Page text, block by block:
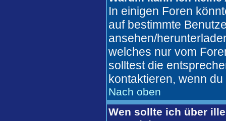
In einigen Foren
auf bestimmte
ansehen/
welches nur vom
solltest die
kontaktieren, wenn
Nach oben
Wen sollte ich über